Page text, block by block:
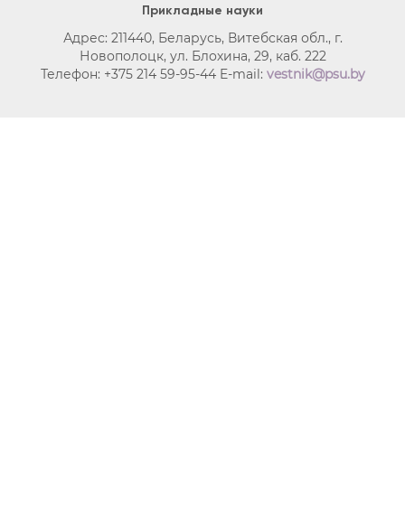
Прикладные науки
Адрес: 211440, Беларусь, Витебская обл., г.
Новополоцк, ул. Блохина, 29, каб. 222
Телефон: +375 214 59-95-44 E-mail: vestnik@psu.by